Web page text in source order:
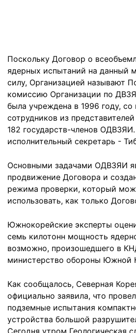
Поскольку Договор о
ядерных испытаний на данный
силу, Организацией называют
комиссию Организации по
была учреждена в 1996 году,
сотрудников из
182 государств-членов ОДВЗЯИ.
исполнительный секретарь -
Основными задачами ОДВЗЯИ
продвижение Договора и
режима проверки, который
использовать, как только
Южнокорейские эксперты
семь килотонн мощность
возможно, произошедшего в
министерство обороны Южной
Как сообщалось, Северная
официально заявила, что
подземные испытания
устройства большой
Сегодня утром Геологическая